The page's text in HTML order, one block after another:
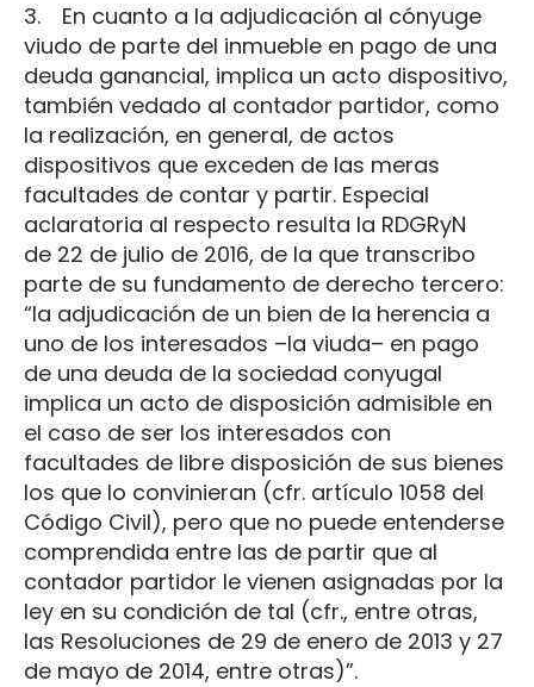
3. En cuanto a la adjudicación al cónyuge
viudo de parte del inmueble en pago de una
deuda ganancial, implica un acto dispositivo,
también vedado al contador partidor, como
la realización, en general, de actos
dispositivos que exceden de las meras
facultades de contar y partir. Especial
aclaratoria al respecto resulta la RDGRyN
de 22 de julio de 2016, de la que transcribo
parte de su fundamento de derecho tercero:
“la adjudicación de un bien de la herencia a
uno de los interesados –la viuda– en pago
de una deuda de la sociedad conyugal
implica un acto de disposición admisible en
el caso de ser los interesados con
facultades de libre disposición de sus bienes
los que lo convinieran (cfr. artículo 1058 del
Código Civil), pero que no puede entenderse
comprendida entre las de partir que al
contador partidor le vienen asignadas por la
ley en su condición de tal (cfr., entre otras,
las Resoluciones de 29 de enero de 2013 y 27
de mayo de 2014, entre otras)”.